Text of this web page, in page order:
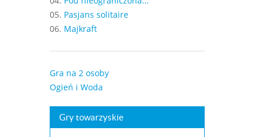
05. Pasjans solitaire
06. Majkraft
Gra na 2 osoby
Ogień i Woda
Gry towarzyskie